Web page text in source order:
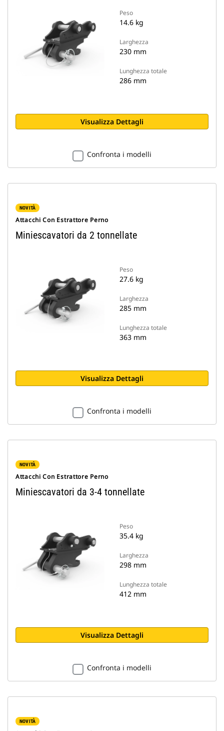
Peso
14.6 kg
Larghezza
230 mm
Lunghezza totale
286 mm
Visualizza Dettagli
Confronta i modelli
NOVITÀ
Attacchi Con Estrattore Perno
Miniescavatori da 2 tonnellate
Peso
27.6 kg
Larghezza
285 mm
Lunghezza totale
363 mm
Visualizza Dettagli
Confronta i modelli
NOVITÀ
Attacchi Con Estrattore Perno
Miniescavatori da 3-4 tonnellate
Peso
35.4 kg
Larghezza
298 mm
Lunghezza totale
412 mm
Visualizza Dettagli
Confronta i modelli
NOVITÀ